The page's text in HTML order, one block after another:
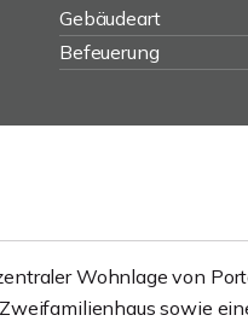
Gebäudeart
Befeuerung
Wohnlage von
sowie